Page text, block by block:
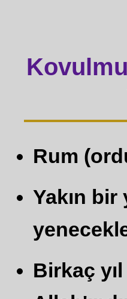
Rum
Yakın
Birkaç